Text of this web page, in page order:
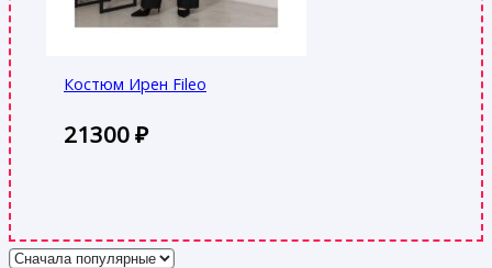
Костюм Ирен Fileo
21300₽